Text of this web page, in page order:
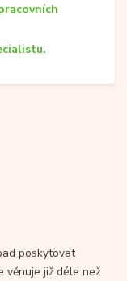
poskytovat
věnuje již déle než